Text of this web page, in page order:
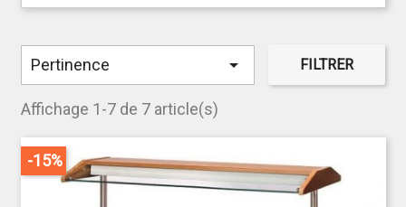
buffets réfrigéréspermettent de présenter et
température idéale. Alliant design, performance et
brunchs, salades ou desserts.
Nos modèles de buffets froids s’adaptent à tous
les besoins : self-service, service assisté, fixe ou
mobile. Grâce à uneréfrigération performante et
silencieuse, vous garantissez fraîcheur et sécurité
Pertinence  FILTRER
Affichage 1-7 de 7 article(s)
-15%